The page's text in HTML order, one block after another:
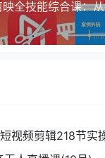
视频剪辑218节实
运营，月入2万